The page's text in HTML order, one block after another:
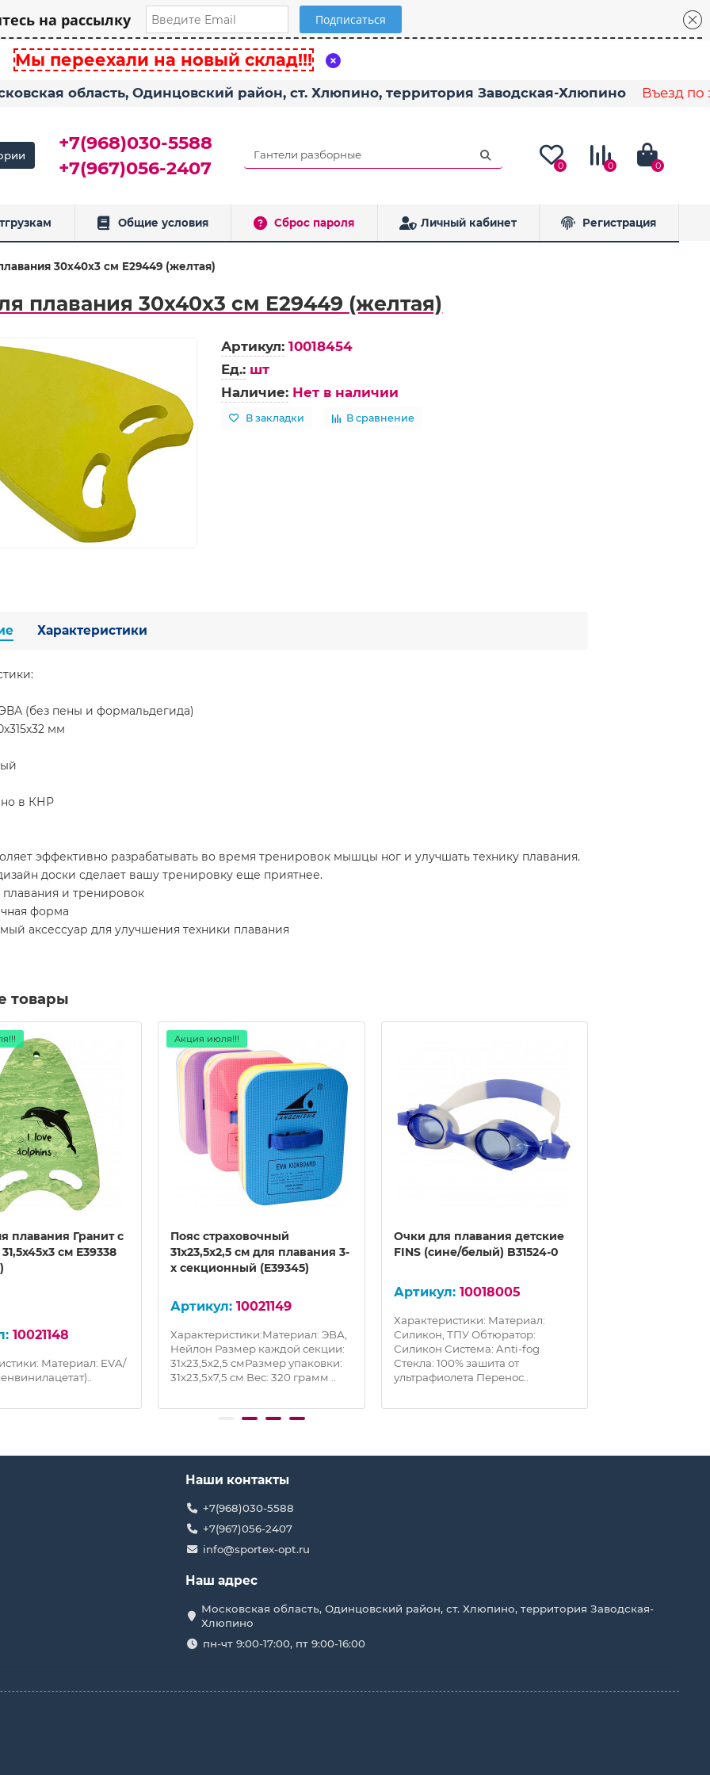
на рассылку
Мы переехали на новый склад!!!
область, Одинцовский район, ст. Хлюпино, территория Заводская-Хлюпино Въезд по
+7(968)030-5588
+7(967)056-2407
0 0 0
Общие условия Сброс пароля Личный кабинет Регистрация
30х40х3 см E29449 (желтая)
плавания 30х40х3 см E29449 (желтая)
Артикул: 10018454
Ед.: шт
Наличие: Нет в наличии
В закладки В сравнение
Характеристики
(без пены и формальдегида)
мм
в КНР
эффективно разрабатывать во время тренировок мышцы ног и улучшать технику плавания.
доски сделает вашу тренировку еще приятнее.
плавания и тренировок
форма
аксессуар для улучшения техники плавания
товары
плавания Гранит с
см E39338
10021148
Материал: EVA/
Акция июля!!!
Пояс страховочный
31х23,5х2,5 см для плавания 3-
х секционный (E39345)
10021149
Характеристики:Материал: ЭВА,
Нейлон Размер каждой секции:
31х23,5х2,5 смРазмер упаковки:
31х23,5х7,5 см Вес: 320 грамм ..
Очки для плавания детские
FINS (сине/белый) B31524-0
10018005
Характеристики: Материал:
Силикон, ТПУ Обтюратор:
Силикон Система: Anti-fog
Стекла: 100% зашита от
ультрафиолета Перенос..
Наши контакты
+7(968)030-5588
+7(967)056-2407
info@sportex-opt.ru
Наш адрес
Московская область, Одинцовский район, ст. Хлюпино, территория Заводская-
Хлюпино
пн-чт 9:00-17:00, пт 9:00-16:00